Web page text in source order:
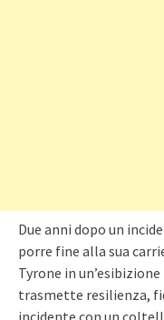
Due anni dopo un
porre fine alla sua
Tyrone in
trasmette resilienza,